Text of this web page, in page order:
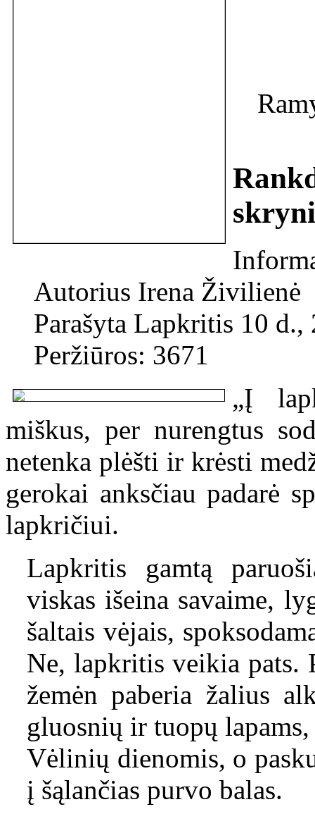
Autorius Irena Živilienė
Parašyta Lapkritis 10 d.,
Peržiūros: 3671
„Į
miškus, per nurengtus
netenka plėšti ir krėsti
gerokai anksčiau padarė
lapkričiui.
Lapkritis gamtą
viskas išeina savaime,
šaltais vėjais,
Ne, lapkritis veikia pats.
žemėn paberia žalius
gluosnių ir tuopų
Vėlinių dienomis, o
į šąlančias purvo balas.